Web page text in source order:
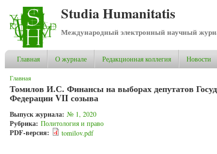
Studia Humanitatis
Международный электронный научный
Главная О журнале Редакционная коллегия Новости
Вы здесь
Главная
Томилов И.С. Финансы на выборах депутатов
Федерации VII созыва
Выпуск журнала: № 1, 2020
Рубрика: Политология и право
PDF-версия: tomilov.pdf